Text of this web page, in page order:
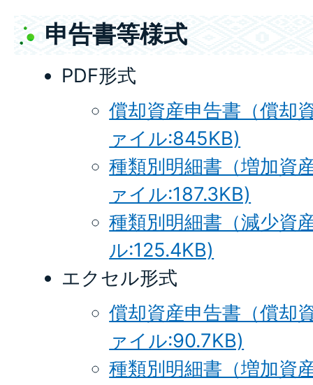
申告書等様式
PDF形式
償却資産申告書（償却
ァイル:845KB)
種類別明細書（増加資
ァイル:187.3KB)
種類別明細書（減少資
ル:125.4KB)
エクセル形式
償却資産申告書（償却
ァイル:90.7KB)
種類別明細書（増加資